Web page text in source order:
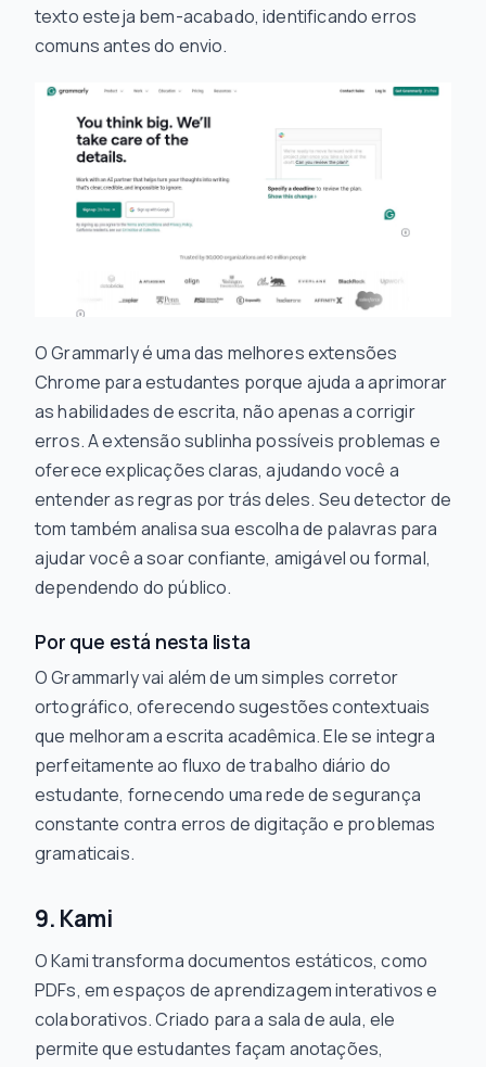
texto esteja bem-acabado, identificando erros
comuns antes do envio.
O Grammarly é uma das melhores extensões
Chrome para estudantes porque ajuda a aprimorar
as habilidades de escrita, não apenas a corrigir
erros. A extensão sublinha possíveis problemas e
oferece explicações claras, ajudando você a
entender as regras por trás deles. Seu detector de
tom também analisa sua escolha de palavras para
ajudar você a soar confiante, amigável ou formal,
dependendo do público.
Por que está nesta lista
O Grammarly vai além de um simples corretor
ortográfico, oferecendo sugestões contextuais
que melhoram a escrita acadêmica. Ele se integra
perfeitamente ao fluxo de trabalho diário do
estudante, fornecendo uma rede de segurança
constante contra erros de digitação e problemas
gramaticais.
9. Kami
O Kami transforma documentos estáticos, como
PDFs, em espaços de aprendizagem interativos e
colaborativos. Criado para a sala de aula, ele
permite que estudantes façam anotações,